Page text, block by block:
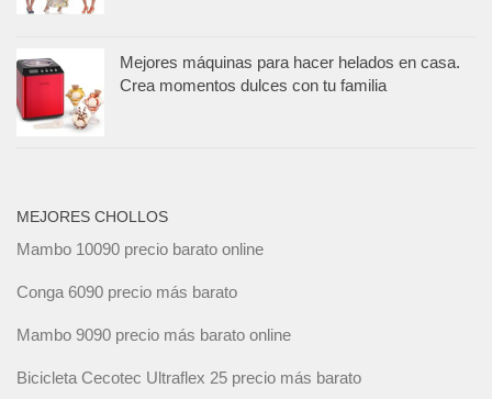
Mejores máquinas para hacer helados en casa.
Crea momentos dulces con tu familia
MEJORES CHOLLOS
Mambo 10090 precio barato online
Conga 6090 precio más barato
Mambo 9090 precio más barato online
Bicicleta Cecotec Ultraflex 25 precio más barato